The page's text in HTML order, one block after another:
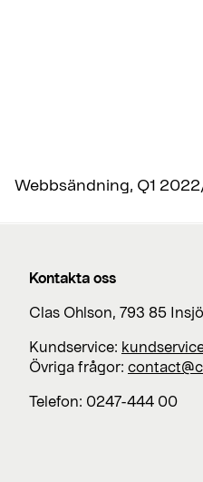
Webbsändning, Q1
Kontakta oss
Clas Ohlson, 793 85
Kundservice:
Övriga frågor:
Telefon: 0247-444 00